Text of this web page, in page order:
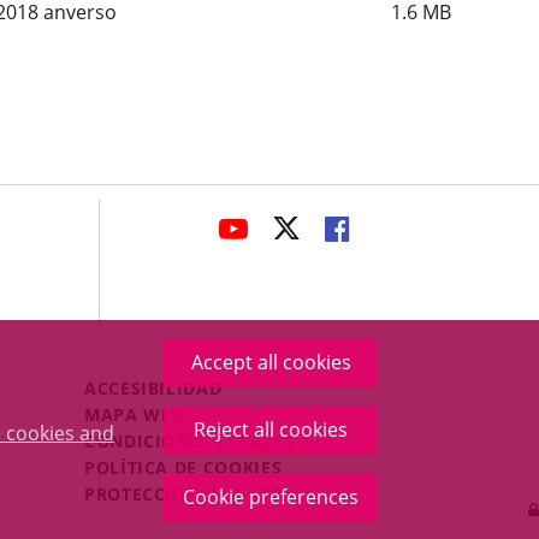
cookies and
Accept all cookies
Reject all cookies
Cookie preferences
anverso 1.6 MB
LINK
APPLICATION.
LINK
APPLICATION.
LINK
APPLICATION.
Menú
Legal
Footer
ACCESIBILIDAD
MAPA WEB
CONDICIONES LEGALES
POLÍTICA DE COOKIES
PROTECCIÓN DE DATOS